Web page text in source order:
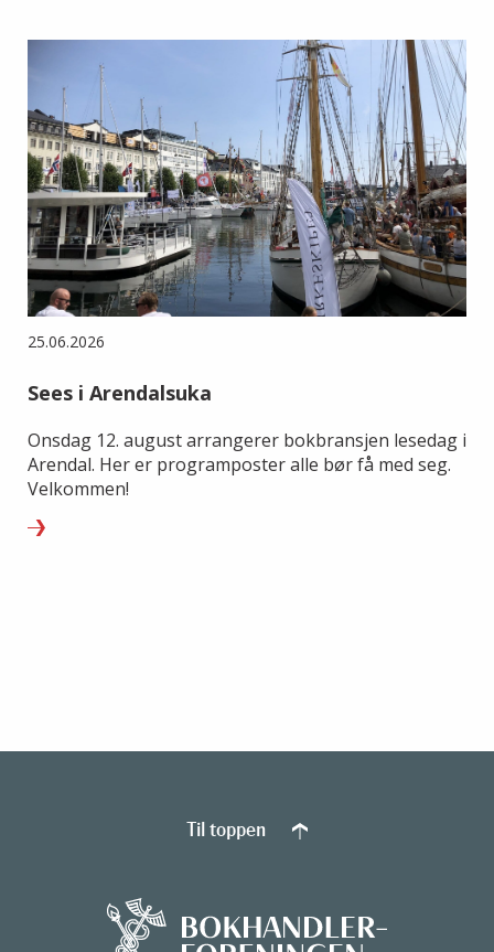
25.06.2026
Sees i Arendalsuka
Onsdag 12. august arrangerer bokbransjen lesedag i
Arendal. Her er programposter alle bør få med seg.
Velkommen!
Til toppen